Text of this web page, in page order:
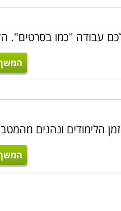
עבודה "כמו בסרטים".
הלימודים ונהנים